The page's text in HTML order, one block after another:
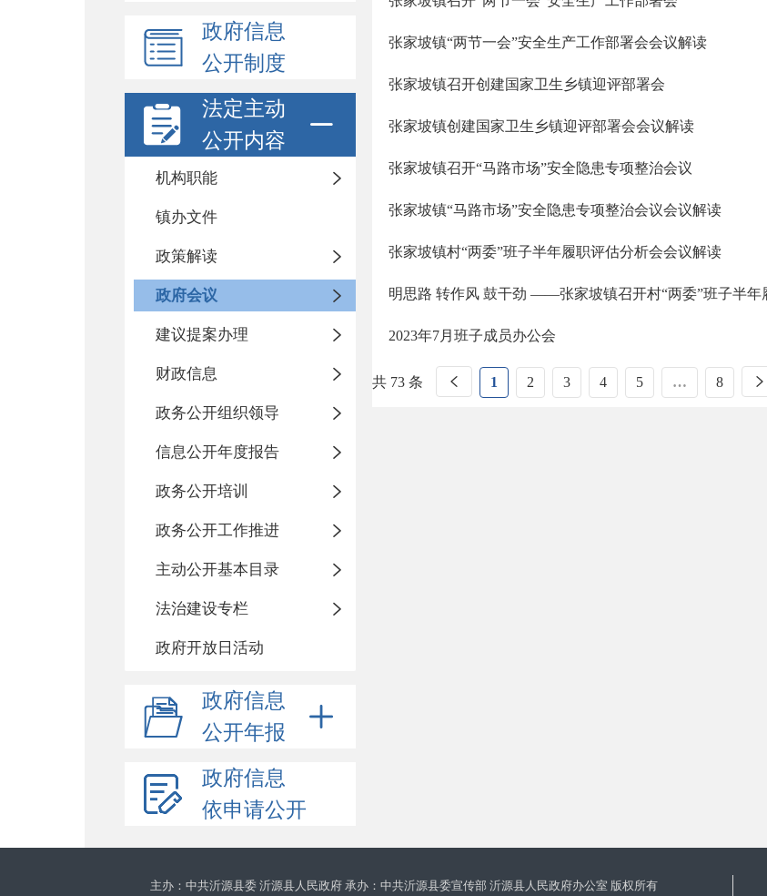
政府信息
公开制度
法定主动
公开内容
机构职能
镇办文件
政策解读
政府会议
建议提案办理
财政信息
政务公开组织领导
信息公开年度报告
政务公开培训
政务公开工作推进
主动公开基本目录
法治建设专栏
政府开放日活动
政府信息
公开年报
政府信息
依申请公开
张家坡镇“两节一会”安全生产工作部署会会议解读
张家坡镇召开创建国家卫生乡镇迎评部署会
张家坡镇创建国家卫生乡镇迎评部署会会议解读
张家坡镇召开“马路市场”安全隐患专项整治会议
张家坡镇“马路市场”安全隐患专项整治会议会议解读
张家坡镇村“两委”班子半年履职评估分析会会议解读
明思路 转作风 鼓干劲 ——张家坡镇召开村“两委”班子半年
2023年7月班子成员办公会
共 73 条 1 2 3 4 5 … 8
主办：中共沂源县委 沂源县人民政府 承办：中共沂源县委宣传部 沂源县人民政府办公室 版权所有